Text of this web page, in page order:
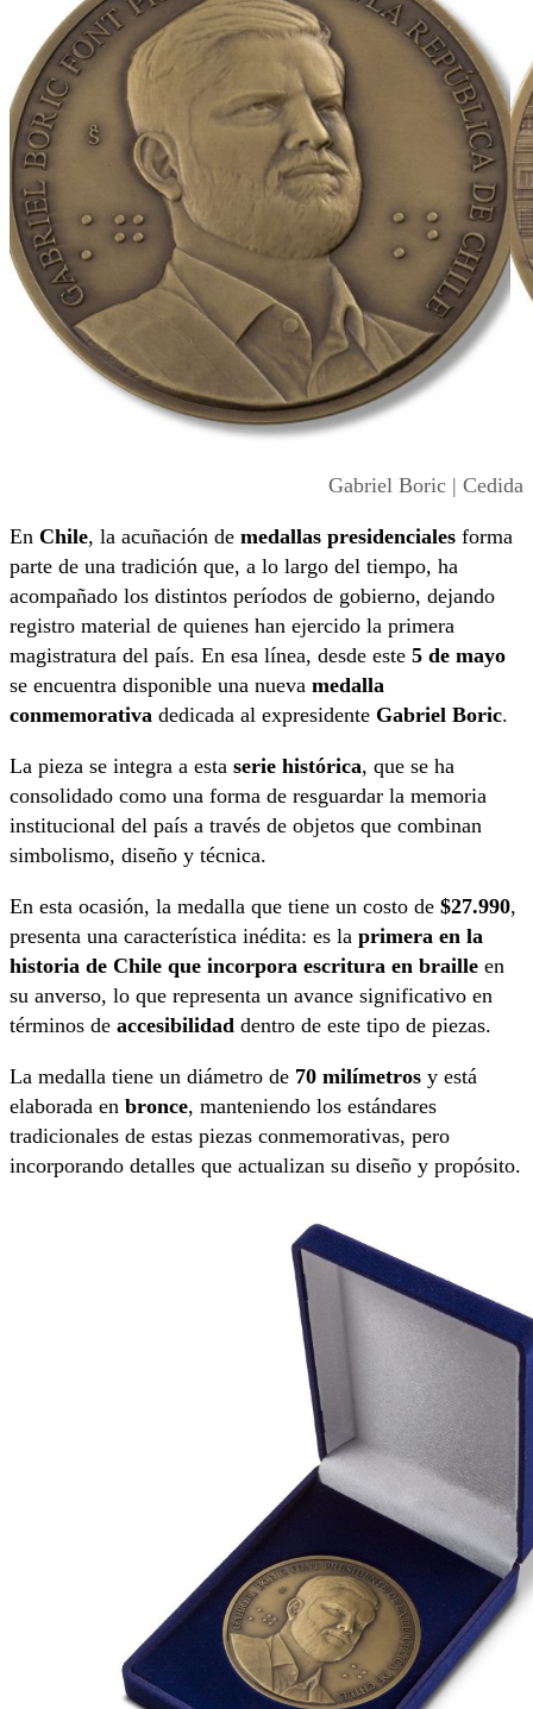
Gabriel Boric | Cedida
En Chile, la acuñación de medallas presidenciales forma
parte de una tradición que, a lo largo del tiempo, ha
acompañado los distintos períodos de gobierno, dejando
registro material de quienes han ejercido la primera
magistratura del país. En esa línea, desde este 5 de mayo
se encuentra disponible una nueva medalla
conmemorativa dedicada al expresidente Gabriel Boric.
La pieza se integra a esta serie histórica, que se ha
consolidado como una forma de resguardar la memoria
institucional del país a través de objetos que combinan
simbolismo, diseño y técnica.
En esta ocasión, la medalla que tiene un costo de $27.990,
presenta una característica inédita: es la primera en la
historia de Chile que incorpora escritura en braille en
su anverso, lo que representa un avance significativo en
términos de accesibilidad dentro de este tipo de piezas.
La medalla tiene un diámetro de 70 milímetros y está
elaborada en bronce, manteniendo los estándares
tradicionales de estas piezas conmemorativas, pero
incorporando detalles que actualizan su diseño y propósito.